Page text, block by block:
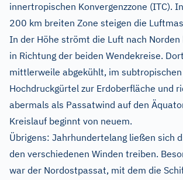
innertropischen Konvergenzzone (ITC).
200 km breiten Zone steigen die
In der Höhe strömt die Luft nach Norden
in Richtung der beiden Wendekreise.
mittlerweile abgekühlt, im subtropischen
Hochdruckgürtel zur Erdoberfläche und
abermals als Passatwind auf den
Kreislauf beginnt von neuem.
Übrigens: Jahrhundertelang ließen sich
den verschiedenen Winden treiben.
war der Nordostpassat, mit dem die